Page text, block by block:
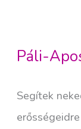
Páli-
Segítek